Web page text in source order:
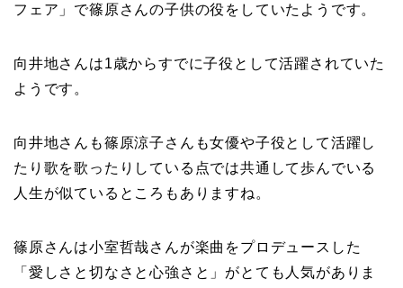
フェア」で篠原さんの子供の役をしていたようです。
向井地さんは1歳からすでに子役として活躍されていた
ようです。
向井地さんも篠原涼子さんも女優や子役として活躍し
たり歌を歌ったりしている点では共通して歩んでいる
人生が似ているところもありますね。
篠原さんは小室哲哉さんが楽曲をプロデュースした
「愛しさと切なさと心強さと」がとても人気がありま